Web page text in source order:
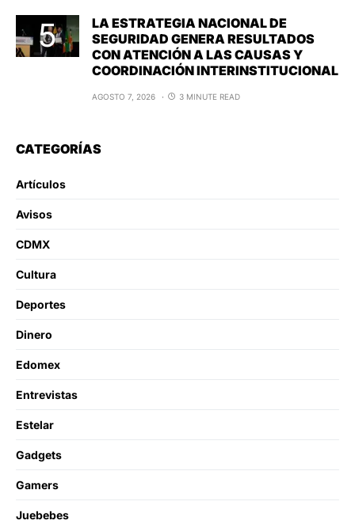
LA ESTRATEGIA NACIONAL DE
SEGURIDAD GENERA RESULTADOS
CON ATENCIÓN A LAS CAUSAS Y
COORDINACIÓN INTERINSTITUCIONAL
AGOSTO 7, 2026 3 MINUTE READ
CATEGORÍAS
Artículos
Avisos
CDMX
Cultura
Deportes
Dinero
Edomex
Entrevistas
Estelar
Gadgets
Gamers
Juebebes